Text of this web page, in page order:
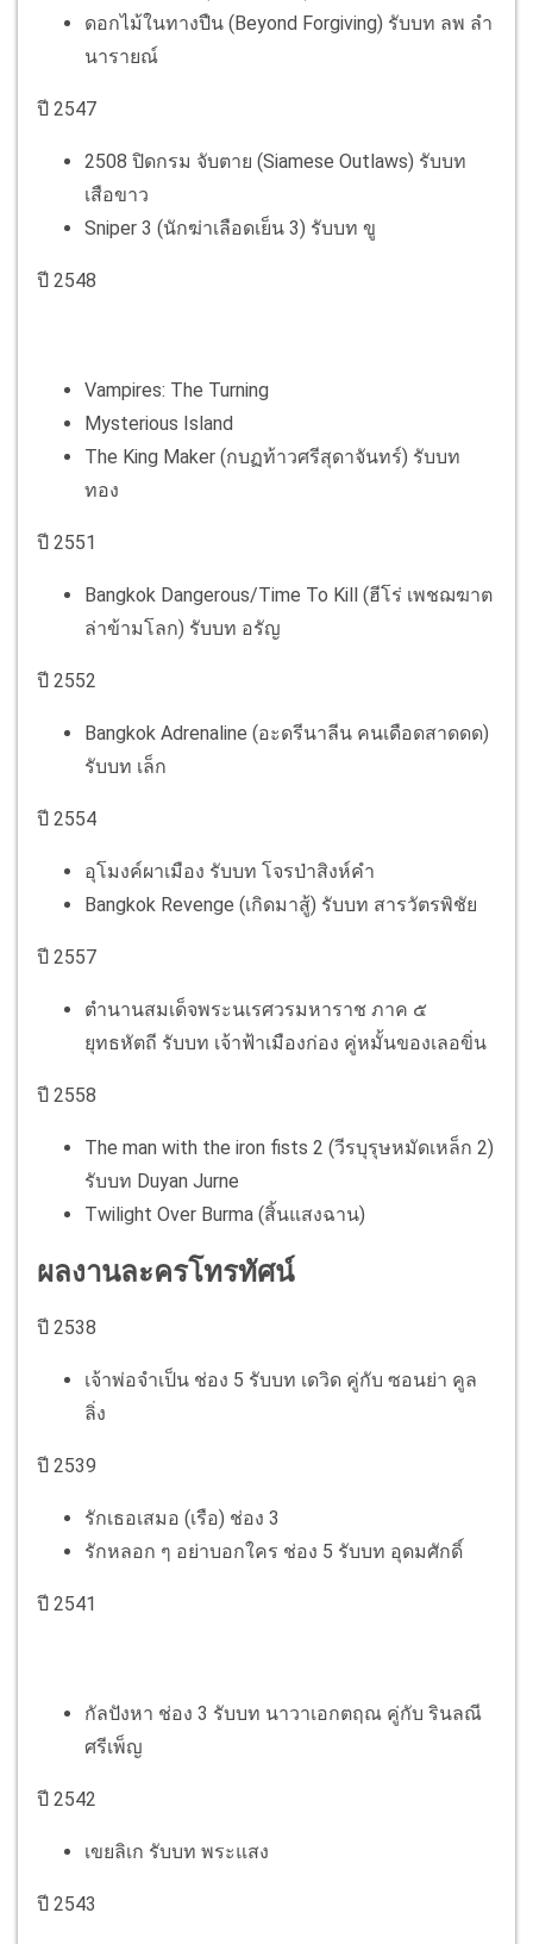
ดอกไม้ในทางปืน (Beyond Forgiving) รับบท ลพ ลำ
นารายณ์
ปี 2547
2508 ปิดกรม จับตาย (Siamese Outlaws) รับบท
เสือขาว
Sniper 3 (นักฆ่าเลือดเย็น 3) รับบท ขู
ปี 2548
Vampires: The Turning
Mysterious Island
The King Maker (กบฏท้าวศรีสุดาจันทร์) รับบท
ทอง
ปี 2551
Bangkok Dangerous/Time To Kill (ฮีโร่ เพชฌฆาต
ล่าข้ามโลก) รับบท อรัญ
ปี 2552
Bangkok Adrenaline (อะดรีนาลีน คนเดือดสาดดด)
รับบท เล็ก
ปี 2554
อุโมงค์ผาเมือง รับบท โจรป่าสิงห์คำ
Bangkok Revenge (เกิดมาสู้) รับบท สารวัตรพิชัย
ปี 2557
ตำนานสมเด็จพระนเรศวรมหาราช ภาค ๕
ยุทธหัตถี รับบท เจ้าฟ้าเมืองก่อง คู่หมั้นของเลอขิ่น
ปี 2558
The man with the iron fists 2 (วีรบุรุษหมัดเหล็ก 2)
รับบท Duyan Jurne
Twilight Over Burma (สิ้นแสงฉาน)
ผลงานละครโทรทัศน์
ปี 2538
เจ้าพ่อจำเป็น ช่อง 5 รับบท เดวิด คู่กับ ซอนย่า คูล
ลิ่ง
ปี 2539
รักเธอเสมอ (เรือ) ช่อง 3
รักหลอก ๆ อย่าบอกใคร ช่อง 5 รับบท อุดมศักดิ์
ปี 2541
กัลปังหา ช่อง 3 รับบท นาวาเอกตฤณ คู่กับ รินลณี
ศรีเพ็ญ
ปี 2542
เขยลิเก รับบท พระแสง
ปี 2543